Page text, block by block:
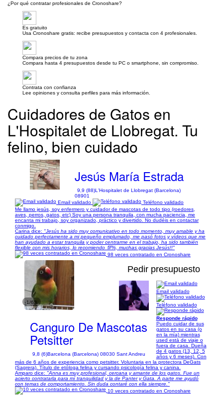
¿Por qué contratar profesionales de Cronoshare?
Es gratuito
Usa Cronoshare gratis: recibe presupuestos y contacta con 4 profesionales.
Compara precios de tu zona
Compara hasta 4 presupuestos desde tu PC o smartphone, sin compromiso.
Contrata con confianza
Lee opiniones y consulta perfiles para más información.
Cuidadores de Gatos en
L'Hospitalet de Llobregat. Tu
felino, bien cuidado
Jesús María Estrada
9,9 (88)L'Hospitalet de Llobregat (Barcelona)
08901
Email validado
Teléfono validado
Me llamo jesús, soy enfermero y cuidador de mascotas de todo tipo (roedores,
aves, perros, gatos, etc) Soy una persona tranquila, con mucha paciencia, me
encanta mi trabajo, soy organizado, práctico y divertido. No dudéis en contactar
conmigo.
Carina dice: "Jesús ha sido muy comunicativo en todo momento, muy amable y ha
cuidado perfectamente a mi pequeño emplumado, me pasó fotos y vídeos que me
han ayudado a estar tranquila y poder centrarme en el trabajo, ha sido también
flexible con mis horarios, lo recomiendo 💯%, muchas gracias Jesús!!"
98 veces contratado en Cronoshare
1/63
Pedir presupuesto
Canguro De Mascotas
Petsitter
9,8 (6)Barcelona (Barcelona) 08030 Sant Andreu
Email validado
Teléfono validado
Responde rápido
Puedo cuidar de sus
gatos en su casa (o
en la mía) mientras
used está de viaje o
fuera de casa. Dueña
de 4 gatos (13, 12, 5
años y 6 meses). Con
más de 6 años de experiencia como petsitter. Voluntaria en la protectora DeGats
(Sagrera). Título de etóloga felina y cursando psicología felina y canina.
Amparo dice: "Anna es muy profesional, cercana y amante de los gatos. Fue un
acierto contratarla para mí tranquilidad y la de Panter y Gata. A parte me ayudó
con temas de comportamiento. Sin duda contaré con ella siempre."
10 veces contratado en Cronoshare